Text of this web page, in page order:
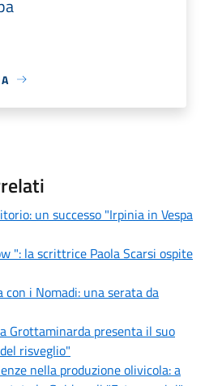
un successo "Irpinia in Vespa
": la scrittrice Paola Scarsi ospite
i Nomadi: una serata da
Grottaminarda presenta il suo
risveglio"
nella produzione olivicola: a